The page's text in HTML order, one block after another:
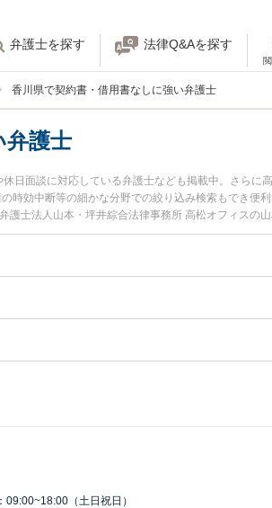
弁護士を探す 法律Q&Aを探す
香川県で契約書・借用書なしに強い弁護士
弁護士
日面談に対応している弁護士なども掲載中。さらに
時効中断等の細かな分野での絞り込み検索もでき便
士法人山本・坪井綜合法律事務所 高松オフィスの
借用書なしの債権回収のトラブルを今すぐに弁護士
約書・借用書なしの債権回収を法律相談できる香川
09:00~18:00（土日祝日）